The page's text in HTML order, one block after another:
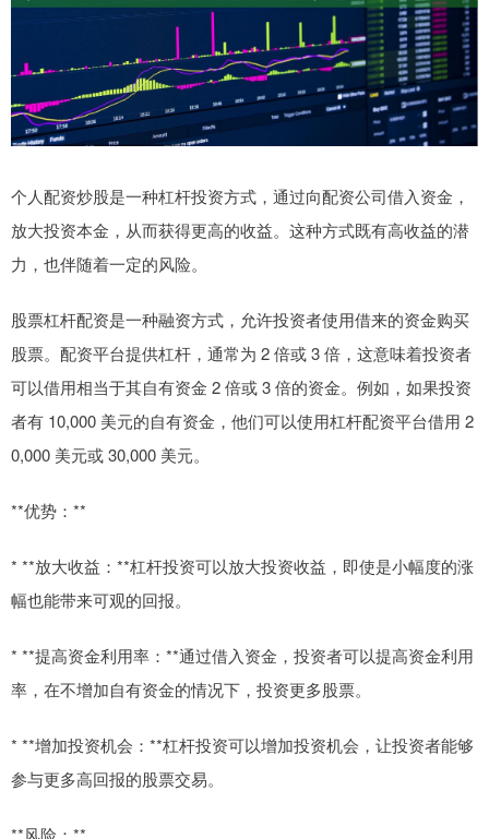
个人配资炒股是一种杠杆投资方式，通过向配资公司借入资金，
放大投资本金，从而获得更高的收益。这种方式既有高收益的潜
力，也伴随着一定的风险。
股票杠杆配资是一种融资方式，允许投资者使用借来的资金购买
股票。配资平台提供杠杆，通常为 2 倍或 3 倍，这意味着投资者
可以借用相当于其自有资金 2 倍或 3 倍的资金。例如，如果投资
者有 10,000 美元的自有资金，他们可以使用杠杆配资平台借用 2
0,000 美元或 30,000 美元。
**优势：**
* **放大收益：**杠杆投资可以放大投资收益，即使是小幅度的涨
幅也能带来可观的回报。
* **提高资金利用率：**通过借入资金，投资者可以提高资金利用
率，在不增加自有资金的情况下，投资更多股票。
* **增加投资机会：**杠杆投资可以增加投资机会，让投资者能够
参与更多高回报的股票交易。
**风险：**